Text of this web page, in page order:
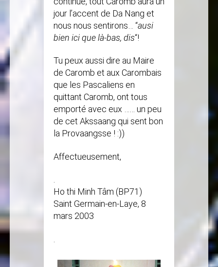
jour l’accent de Da Nang et
nous nous sentirons… “ausi
bien ici que là-bas, dis“!
Tu peux aussi dire au Maire
de Caromb et aux Carombais
que les Pascaliens en
quittant Caromb, ont tous
emporté avec eux …… un peu
de cet Akssaang qui sent bon
la Provaangsse ! :))
Affectueusement,
Ho thi Minh Tâm (BP71)
Saint Germain-en-Laye, 8
mars 2003